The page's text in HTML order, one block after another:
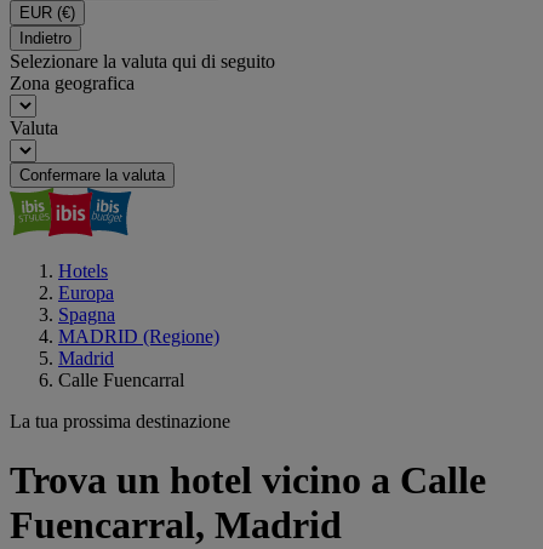
EUR (€)
Indietro
Selezionare la valuta qui di seguito
Zona geografica
Valuta
Confermare la valuta
Hotels
Europa
Spagna
MADRID (Regione)
Madrid
Calle Fuencarral
La tua prossima destinazione
Trova un hotel vicino a Calle
Fuencarral, Madrid